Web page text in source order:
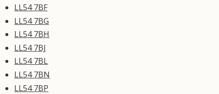
LL54 7BF
LL54 7BG
LL54 7BH
LL54 7BJ
LL54 7BL
LL54 7BN
LL54 7BP